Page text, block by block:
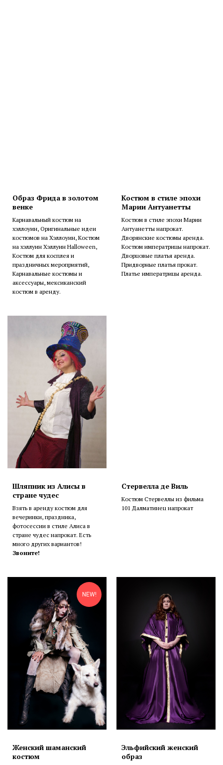
Образ Фрида в золотом
венке
Карнавальный костюм на
хэллоуин, Оригинальные идеи
костюмов на Хэллоуин, Костюм
на хэллуин Хэллуин Halloween,
Костюм для косплея и
праздничных мероприятий,
Карнавальные костюмы и
аксессуары, мексиканский
костюм в аренду.
Костюм в стиле эпохи
Марии Антуанетты
Костюм в стиле эпохи Марии
Антуанетты напрокат.
Дворянские костюмы аренда.
Костюм императрицы напрокат.
Дворцовые платья аренда.
Придворные платья прокат.
Платье императрицы аренда.
Шляпник из Алисы в
стране чудес
Взять в аренду костюм для
вечеринки, праздника,
фотосессии в стиле Алиса в
стране чудес напрокат. Есть
много других вариантов!
Звоните!
Стервелла де Виль
Костюм Стервеллы из фильма
101 Далматинец напрокат
NEW!
Женский шаманский
костюм
Эльфийский женский
образ